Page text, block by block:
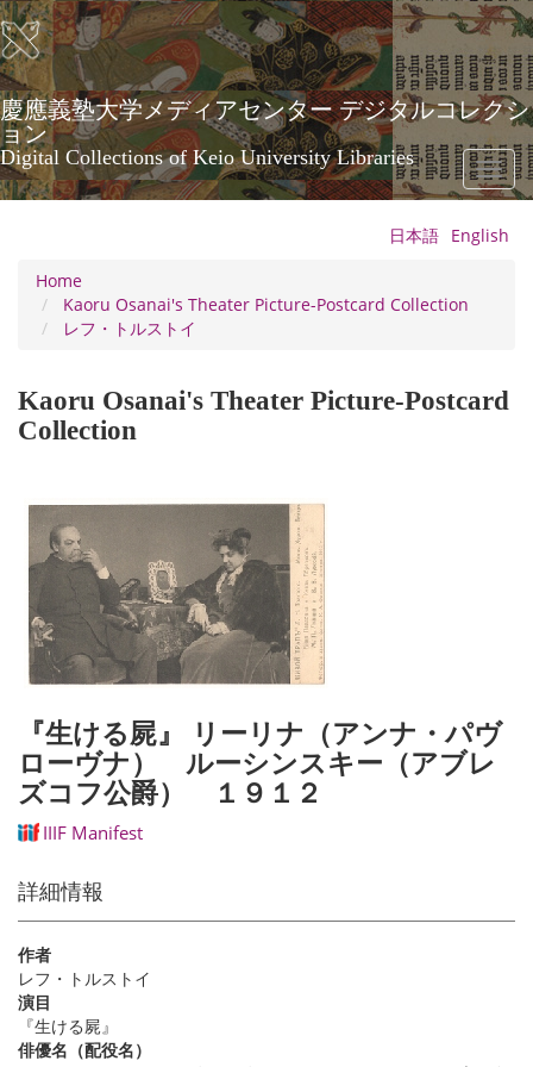
Skip
to
main
content
慶應義塾大学メディアセンター デジタルコレクシ
ョン
Digital Collections of Keio University Libraries
Toggle
日本語 English
Home
Kaoru Osanai's Theater Picture-Postcard Collection
レフ・トルストイ
Kaoru Osanai's Theater Picture-Postcard
Collection
『生ける屍』 リーリナ（アンナ・パヴ
ローヴナ） ルーシンスキー（アブレ
ズコフ公爵） １９１２
IIIF Manifest
詳細情報
作者
レフ・トルストイ
演目
『生ける屍』
俳優名（配役名）